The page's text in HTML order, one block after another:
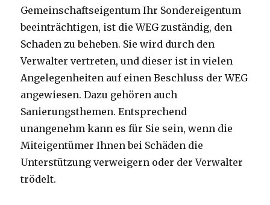
Gemeinschaftseigentum Ihr Sondereigentum
beeinträchtigen, ist die WEG zuständig, den
Schaden zu beheben. Sie wird durch den
Verwalter vertreten, und dieser ist in vielen
Angelegenheiten auf einen Beschluss der WEG
angewiesen. Dazu gehören auch
Sanierungsthemen. Entsprechend
unangenehm kann es für Sie sein, wenn die
Miteigentümer Ihnen bei Schäden die
Unterstützung verweigern oder der Verwalter
trödelt.